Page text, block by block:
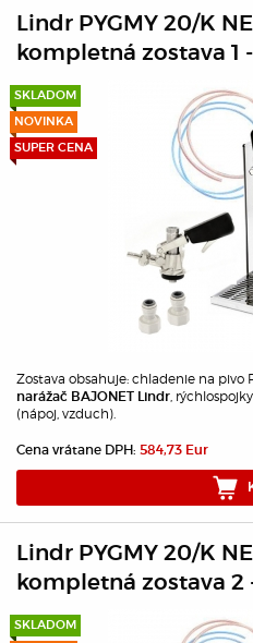
Lindr PYGMY 20/K
kompletná zostava 1
SKLADOM
NOVINKA
SUPER CENA
Zostava obsahuje: chladenie na pivo
narážač BAJONET Lindr,
(nápoj, vzduch).
Cena vrátane DPH: 584,73 Eur
Lindr PYGMY 20/K
kompletná zostava 2
SKLADOM